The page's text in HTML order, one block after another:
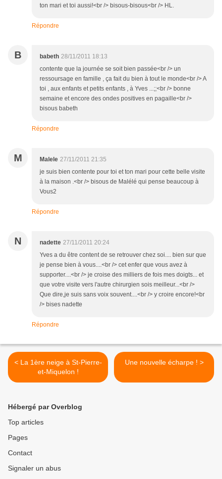
ton mari et toi aussi!<br /> bisous-bisous<br /> HL.
Répondre
B babeth 28/11/2011 18:13
contente que la journée se soit bien passée<br /> un
ressoursage en famille , ça fait du bien à tout le monde<br /> A
toi , aux enfants et petits enfants , à Yves ...;;<br /> bonne
semaine et encore des ondes positives en pagaille<br />
bisous babeth
Répondre
M Malele 27/11/2011 21:35
je suis bien contente pour toi et ton mari pour cette belle visite
à la maison .<br /> bisous de Malélé qui pense beaucoup à
Vous2
Répondre
N nadette 27/11/2011 20:24
Yves a du être content de se retrouver chez soi.... bien sur que
je pense bien à vous....<br /> cet enfer que vous avez à
supporter....<br /> je croise des milliers de fois mes doigts... et
que votre visite vers l'autre chirurgien sois meilleur...<br />
Que dire,je suis sans voix souvent....<br /> y croire encore!<br
/> bises nadette
Répondre
< La 1ère neige à St-Pierre-
et-Miquelon !
Une nouvelle écharpe ! >
Hébergé par Overblog
Top articles
Pages
Contact
Signaler un abus